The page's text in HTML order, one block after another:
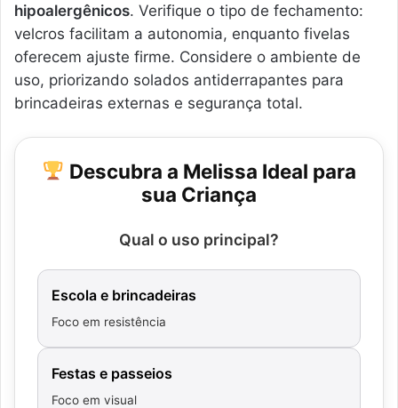
hipoalergênicos. Verifique o tipo de fechamento:
velcros facilitam a autonomia, enquanto fivelas
oferecem ajuste firme. Considere o ambiente de
uso, priorizando solados antiderrapantes para
brincadeiras externas e segurança total.
Descubra a Melissa Ideal para
sua Criança
Qual o uso principal?
Escola e brincadeiras
Foco em resistência
Festas e passeios
Foco em visual